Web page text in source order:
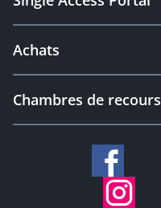
Achats
Chambres de recours